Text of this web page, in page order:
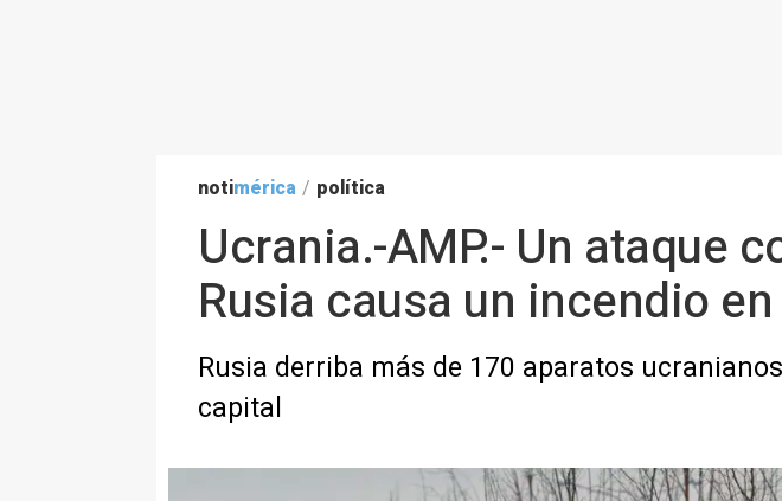
notimérica / política
Ucrania.-AMP.- Un ataque
Rusia causa un incendio
Rusia derriba más de 170 aparatos
capital